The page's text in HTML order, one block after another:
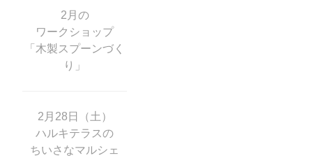
2月の
ワークショップ
「木製スプーンづく
り」
2月28日（土）
ハルキテラスの
ちいさなマルシェ